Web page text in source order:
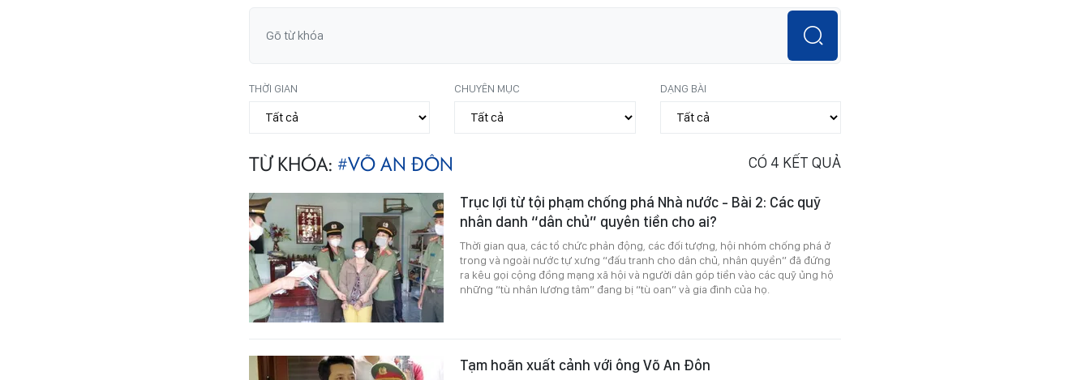
THỜI GIAN CHUYÊN MỤC DẠNG BÀI
TỪ KHÓA: #VÕ AN ĐÔN CÓ 4 KẾT QUẢ
Trục lợi từ tội phạm chống phá Nhà nước - Bài 2: Các quỹ
nhân danh “dân chủ” quyên tiền cho ai?
Thời gian qua, các tổ chức phản động, các đối tượng, hội nhóm chống phá ở
trong và ngoài nước tự xưng “đấu tranh cho dân chủ, nhân quyền” đã đứng
ra kêu gọi cộng đồng mạng xã hội và người dân góp tiền vào các quỹ ủng hộ
những “tù nhân lương tâm” đang bị “tù oan” và gia đình của họ.
Tạm hoãn xuất cảnh với ông Võ An Đôn